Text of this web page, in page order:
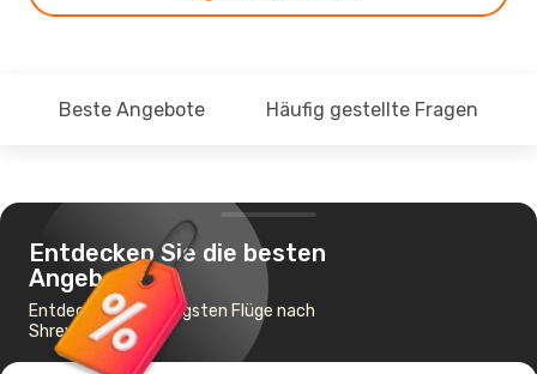
Beste Angebote Häufig gestellte Fragen
Entdecken Sie die besten
Angebote
Entdecke die günstigsten Flüge nach
Shreveport